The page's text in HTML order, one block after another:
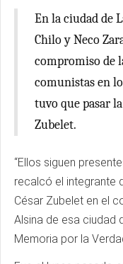
En la ciudad de
Chilo y Neco
compromiso de
comunistas en
tuvo que pasar
Zubelet.
“Ellos siguen
recalcó el integrante
César Zubelet en el
Alsina de esa ciudad
Memoria por la